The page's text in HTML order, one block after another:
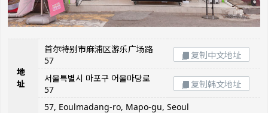
地
址
首尔特别市麻浦区游乐广场路
57
复制中文地址
서울특별시 마포구 어울마당로
57
复制韩文地址
57, Eoulmadang-ro, Mapo-gu, Seoul